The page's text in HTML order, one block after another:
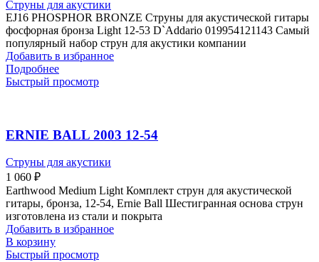
Струны для акустики
EJ16 PHOSPHOR BRONZE Струны для акустической гитары
фосфорная бронза Light 12-53 D`Addario 019954121143 Самый
популярный набор струн для акустики компании
Добавить в избранное
Подробнее
Быстрый просмотр
ERNIE BALL 2003 12-54
Струны для акустики
1 060 ₽
Earthwood Medium Light Комплект струн для акустической
гитары, бронза, 12-54, Ernie Ball Шестигранная основа струн
изготовлена из стали и покрыта
Добавить в избранное
В корзину
Быстрый просмотр